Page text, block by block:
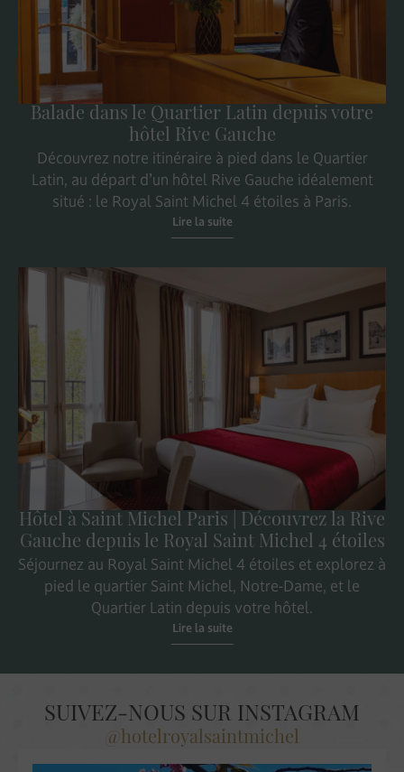
Balade dans le Quartier Latin depuis votre
hôtel Rive Gauche
Découvrez notre itinéraire à pied dans le Quartier
Latin, au départ d’un hôtel Rive Gauche idéalement
situé : le Royal Saint Michel 4 étoiles à Paris.
Lire la suite
Hôtel à Saint Michel Paris | Découvrez la Rive
Gauche depuis le Royal Saint Michel 4 étoiles
Séjournez au Royal Saint Michel 4 étoiles et explorez à
pied le quartier Saint Michel, Notre-Dame, et le
Quartier Latin depuis votre hôtel.
Lire la suite
SUIVEZ-NOUS SUR INSTAGRAM
@hotelroyalsaintmichel